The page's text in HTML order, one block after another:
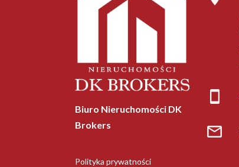
Biuro Nieruchomości DK
Brokers
Polityka prywatności